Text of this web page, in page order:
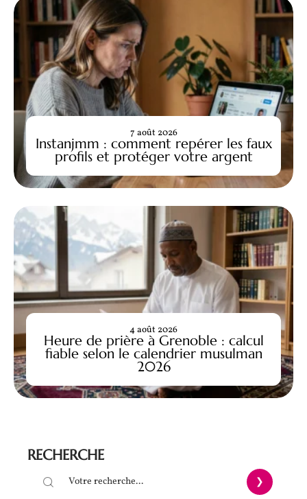
Instanjmm : comment repérer les faux
profils et protéger votre argent
7 août 2026
Heure de prière à Grenoble : calcul
fiable selon le calendrier musulman
2026
4 août 2026
RECHERCHE